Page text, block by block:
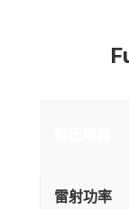
雷射功率